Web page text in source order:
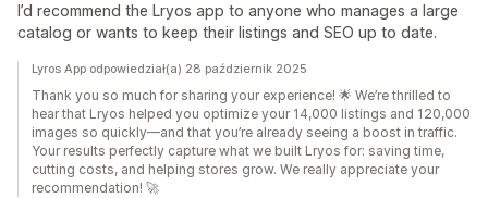
I’d recommend the Lryos app to anyone who manages a large
catalog or wants to keep their listings and SEO up to date.
Lyros App odpowiedział(a) 28 październik 2025
Thank you so much for sharing your experience! 🌟 We’re thrilled to
hear that Lryos helped you optimize your 14,000 listings and 120,000
images so quickly—and that you’re already seeing a boost in traffic.
Your results perfectly capture what we built Lryos for: saving time,
cutting costs, and helping stores grow. We really appreciate your
recommendation! 🚀